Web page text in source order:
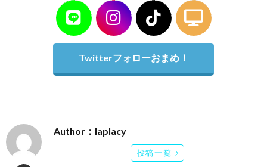
Twitterフォローおまめ！
Author：laplacy
投稿一覧